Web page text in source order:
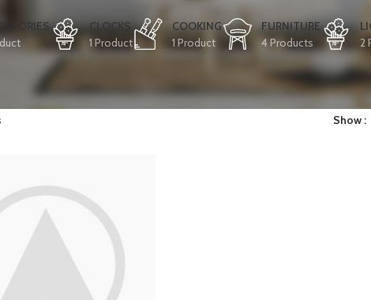
CLOCKS
1 Product
COOKING
1 Product
FURNITURE
4 Products
2
Show